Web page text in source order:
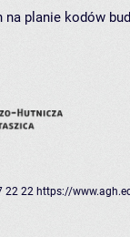
na planie kodów
22 22 https://